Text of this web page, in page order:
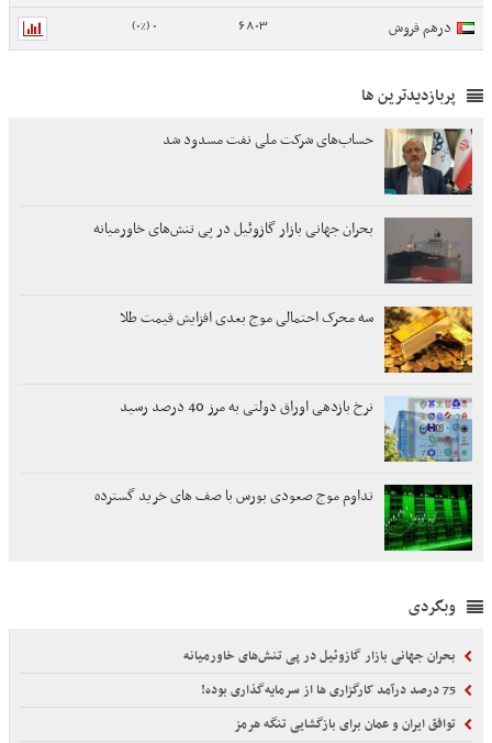
درهم فروش 6803
0 (0%)
پربازدیدترین ها
حساب‌های شرکت ملی نفت مسدود شد
بحران جهانی بازار گازوئیل در پی تنش‌های خاورمیانه
سه محرک احتمالی موج بعدی افزایش قیمت طلا
نرخ بازدهی اوراق دولتی به مرز 40 درصد رسید
تداوم موج صعودی بورس با صف های خرید گسترده
وبگردی
بحران جهانی بازار گازوئیل در پی تنش‌های خاورمیانه
توافق ایران و عمان برای بازگشایی تنگه هرمز